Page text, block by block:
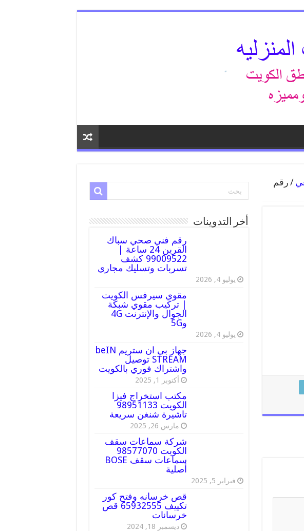
/رقم
أخر التدوينات
رقم فني صحي سباك
القرين 24 ساعة |
99009522 كشف
تسربات وتسليك مجاري
يوليو 4, 2026
مقوي سيرفس الكويت
| تركيب مقوي شبكة
الجوال والإنترنت 4G
و5G
يوليو 4, 2026
جهاز بي ان ستريم beIN
STREAM توصيل
واشتراك فوري بالكويت
أكتوبر 1, 2025
مكتب استخراج فيزا
الكويت 98951133
تاشيرة شنغن سريعة
مارس 26, 2025
شركة سماعات سقف
الكويت 98577070
سماعات سقف BOSE
أصلية
فبراير 5, 2025
قص خرسانه وفتح كور
تكييف 65932555 قص
خرسانات
ديسمبر 18, 2024